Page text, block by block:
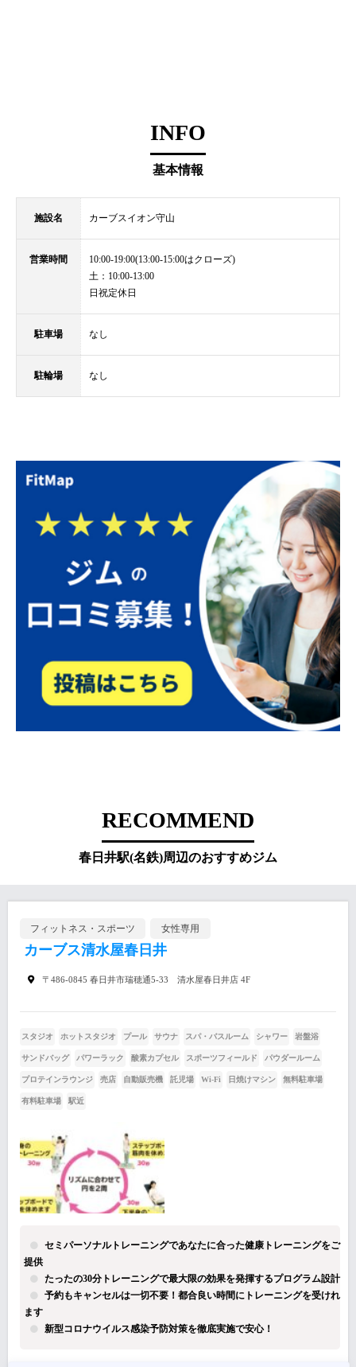
INFO
基本情報
施設名 カーブスイオン守山
営業時間
10:00-19:00(13:00-15:00はクローズ)
土：10:00-13:00
日祝定休日
駐車場 なし
駐輪場 なし
RECOMMEND
春日井駅(名鉄)周辺のおすすめジム
フィットネス・スポーツ 女性専用
カーブス清水屋春日井
〒486-0845 春日井市瑞穂通5-33 清水屋春日井店 4F
スタジオ ホットスタジオ プール サウナ スパ・バスルーム シャワー 岩盤浴
サンドバッグ パワーラック 酸素カプセル スポーツフィールド パウダールーム
プロテインラウンジ 売店 自動販売機 託児場 Wi-Fi 日焼けマシン 無料駐車場
有料駐車場 駅近
セミパーソナルトレーニングであなたに合った健康トレーニングをご
提供
たったの30分トレーニングで最大限の効果を発揮するプログラム設計
予約もキャンセルは一切不要！都合良い時間にトレーニングを受けれ
ます
新型コロナウイルス感染予防対策を徹底実施で安心！